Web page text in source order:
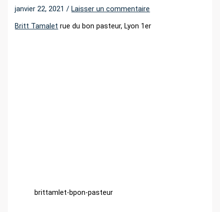
janvier 22, 2021/Laisser un commentaire
Britt Tamalet rue du bon pasteur, Lyon 1er
brittamlet-bpon-pasteur
r